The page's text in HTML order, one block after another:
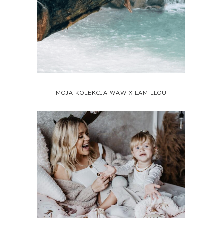
MOJA KOLEKCJA WAW X LAMILLOU